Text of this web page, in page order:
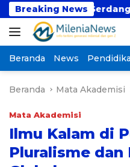
Langsung
ke
konten
Breaking News
Deli Serdang
Beranda News
Beranda Mata Akademisi
Mata Akademisi
Ilmu Kalam di
Pluralisme dan